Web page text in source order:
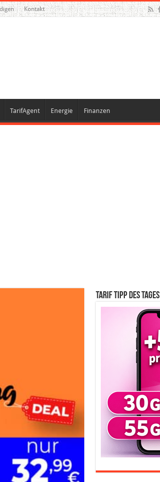
Kontakt
TarifAgent Energie Finanzen
Tarif Tipp des Tages